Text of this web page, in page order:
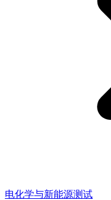
电化学与新能源测试